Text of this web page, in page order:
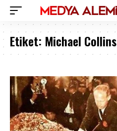
Etiket: Michael Collins